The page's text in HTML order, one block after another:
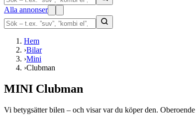
Alla annonser
Hem
›Bilar
›Mini
›Clubman
MINI Clubman
Vi betygsätter bilen – och visar var du köper den.